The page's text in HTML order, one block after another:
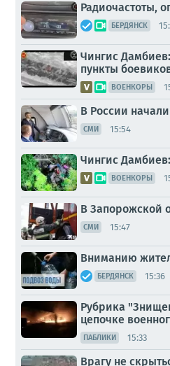
Радиочастоты,
БЕРДЯНСК
Чингис
пункты
ВОЕНКОРЫ
В России
СМИ 15:54
Чингис
ВОЕНКОРЫ
В Запорожской
СМИ 15:47
Вниманию
БЕРДЯНСК 15:36
Рубрика
цепочке
ПАБЛИКИ 15:33
Врагу не